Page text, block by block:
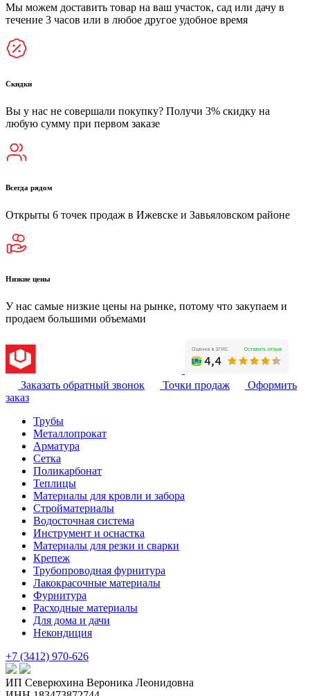
Мы можем доставить товар на ваш участок, сад или дачу в
течение 3 часов или в любое другое удобное время
Скидки
Вы у нас не совершали покупку? Получи 3% скидку на
любую сумму при первом заказе
Всегда рядом
Открыты 6 точек продаж в Ижевске и Завьяловском районе
Низкие цены
У нас самые низкие цены на рынке, потому что закупаем и
продаем большими объемами
Заказать обратный звонок Точки продаж
Оформить
заказ
Трубы
Металлопрокат
Арматура
Сетка
Поликарбонат
Теплицы
Материалы для кровли и забора
Стройматериалы
Водосточная система
Инструмент и оснастка
Материалы для резки и сварки
Крепеж
Трубопроводная фурнитура
Лакокрасочные материалы
Фурнитура
Расходные материалы
Для дома и дачи
Некондиция
+7 (3412) 970-626
ИП Северюхина Вероника Леонидовна